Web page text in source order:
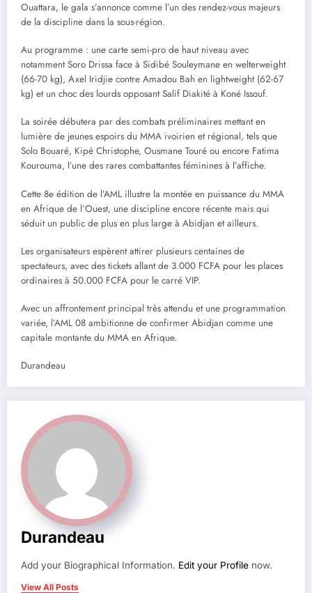
Ouattara, le gala s’annonce comme l’un des rendez-vous majeurs
de la discipline dans la sous-région.
Au programme : une carte semi-pro de haut niveau avec
notamment Soro Drissa face à Sidibé Souleymane en welterweight
(66-70 kg), Axel Iridjie contre Amadou Bah en lightweight (62-67
kg) et un choc des lourds opposant Salif Diakité à Koné Issouf.
La soirée débutera par des combats préliminaires mettant en
lumière de jeunes espoirs du MMA ivoirien et régional, tels que
Solo Bouaré, Kipé Christophe, Ousmane Touré ou encore Fatima
Kourouma, l’une des rares combattantes féminines à l’affiche.
Cette 8e édition de l’AML illustre la montée en puissance du MMA
en Afrique de l’Ouest, une discipline encore récente mais qui
séduit un public de plus en plus large à Abidjan et ailleurs.
Les organisateurs espèrent attirer plusieurs centaines de
spectateurs, avec des tickets allant de 3.000 FCFA pour les places
ordinaires à 50.000 FCFA pour le carré VIP.
Avec un affrontement principal très attendu et une programmation
variée, l’AML 08 ambitionne de confirmer Abidjan comme une
capitale montante du MMA en Afrique.
Durandeau
Durandeau
Add your Biographical Information. Edit your Profile now.
View All Posts